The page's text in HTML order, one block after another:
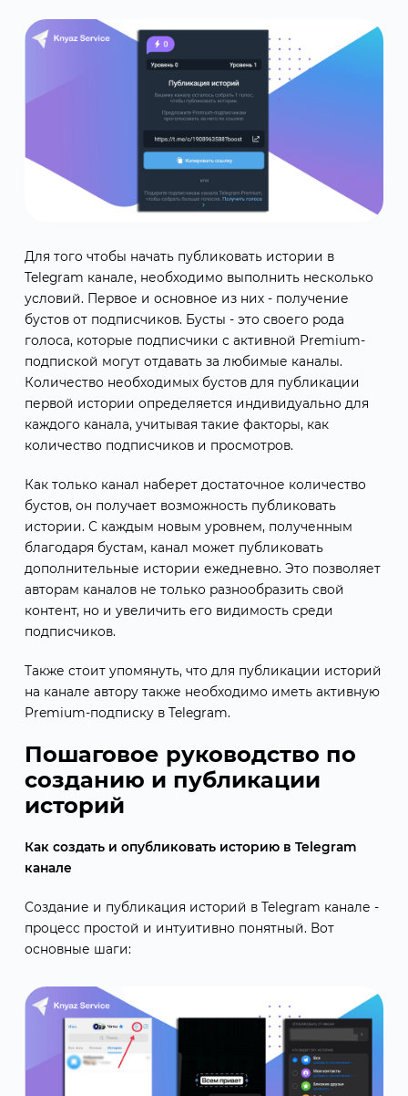
Для того чтобы начать публиковать истории в
Telegram канале, необходимо выполнить несколько
условий. Первое и основное из них - получение
бустов от подписчиков. Бусты - это своего рода
голоса, которые подписчики с активной Premium-
подпиской могут отдавать за любимые каналы.
Количество необходимых бустов для публикации
первой истории определяется индивидуально для
каждого канала, учитывая такие факторы, как
количество подписчиков и просмотров.
Как только канал наберет достаточное количество
бустов, он получает возможность публиковать
истории. С каждым новым уровнем, полученным
благодаря бустам, канал может публиковать
дополнительные истории ежедневно. Это позволяет
авторам каналов не только разнообразить свой
контент, но и увеличить его видимость среди
подписчиков.
Также стоит упомянуть, что для публикации историй
на канале автору также необходимо иметь активную
Premium-подписку в Telegram.
Пошаговое руководство по
созданию и публикации
историй
Как создать и опубликовать историю в Telegram
канале
Создание и публикация историй в Telegram канале -
процесс простой и интуитивно понятный. Вот
основные шаги: